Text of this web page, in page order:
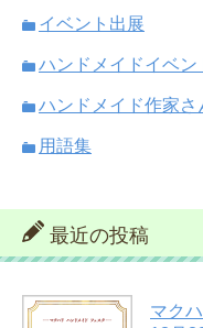
イベント出展
ハンドメイドイベン
ハンドメイド作家さ
用語集
最近の投稿
マク